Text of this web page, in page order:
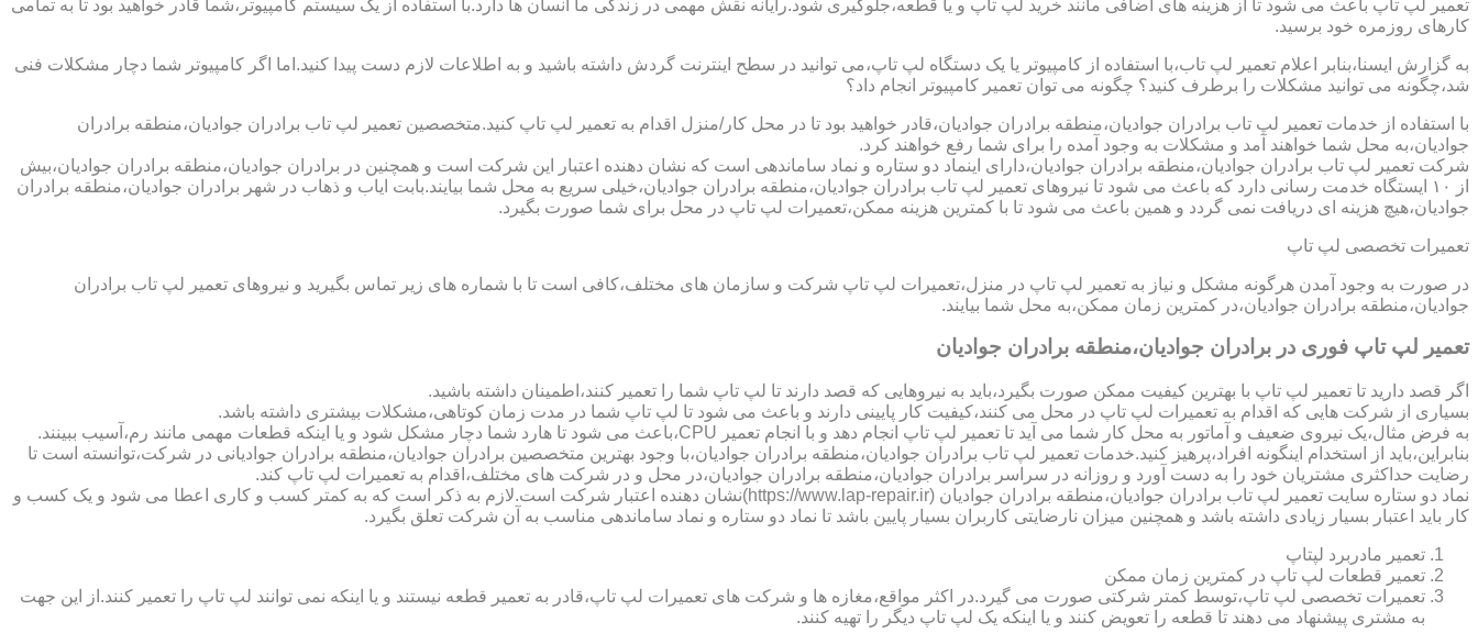
تعمیر لپ تاپ باعث می شود تا از هزینه های اضافی مانند خرید لپ تاپ و یا قطعه،جلوگیری شود.رایانه نقش مهمی در زندگی ما انسان ها دارد.با استفاده از یک سیستم کامپیوتر،شما قادر خواهید بود تا به تمامی
کارهای روزمره خود برسید.
به گزارش ایسنا،بنابر اعلام تعمیر لپ تاب،با استفاده از کامپیوتر یا یک دستگاه لپ تاپ،می توانید در سطح اینترنت گردش داشته باشید و به اطلاعات لازم دست پیدا کنید.اما اگر کامپیوتر شما دچار مشکلات فنی
شد،چگونه می توانید مشکلات را برطرف کنید؟ چگونه می توان تعمیر کامپیوتر انجام داد؟
با استفاده از خدمات تعمیر لپ تاب برادران جوادیان،منطقه برادران جوادیان،قادر خواهید بود تا در محل کار/منزل اقدام به تعمیر لپ تاپ کنید.متخصصین تعمیر لپ تاب برادران جوادیان،منطقه برادران
جوادیان،به محل شما خواهند آمد و مشکلات به وجود آمده را برای شما رفع خواهند کرد.
شرکت تعمیر لپ تاب برادران جوادیان،منطقه برادران جوادیان،دارای اینماد دو ستاره و نماد ساماندهی است که نشان دهنده اعتبار این شرکت است و همچنین در برادران جوادیان،منطقه برادران جوادیان،بیش
از ۱۰ ایستگاه خدمت رسانی دارد که باعث می شود تا نیروهای تعمیر لپ تاب برادران جوادیان،منطقه برادران جوادیان،خیلی سریع به محل شما بیایند.بابت ایاب و ذهاب در شهر برادران جوادیان،منطقه برادران
جوادیان،هیچ هزینه ای دریافت نمی گردد و همین باعث می شود تا با کمترین هزینه ممکن،تعمیرات لپ تاپ در محل برای شما صورت بگیرد.
تعمیرات تخصصی لپ تاپ
در صورت به وجود آمدن هرگونه مشکل و نیاز به تعمیر لپ تاپ در منزل،تعمیرات لپ تاپ شرکت و سازمان های مختلف،کافی است تا با شماره های زیر تماس بگیرید و نیروهای تعمیر لپ تاب برادران
جوادیان،منطقه برادران جوادیان،در کمترین زمان ممکن،به محل شما بیایند.
تعمیر لپ تاپ فوری در برادران جوادیان،منطقه برادران جوادیان
اگر قصد دارید تا تعمیر لپ تاپ با بهترین کیفیت ممکن صورت بگیرد،باید به نیروهایی که قصد دارند تا لپ تاپ شما را تعمیر کنند،اطمینان داشته باشید.
بسیاری از شرکت هایی که اقدام به تعمیرات لپ تاپ در محل می کنند،کیفیت کار پایینی دارند و باعث می شود تا لپ تاپ شما در مدت زمان کوتاهی،مشکلات بیشتری داشته باشد.
به فرض مثال،یک نیروی ضعیف و آماتور به محل کار شما می آید تا تعمیر لپ تاپ انجام دهد و با انجام تعمیر CPU،باعث می شود تا هارد شما دچار مشکل شود و یا اینکه قطعات مهمی مانند رم،آسیب ببینند.
بنابراین،باید از استخدام اینگونه افراد،پرهیز کنید.خدمات تعمیر لپ تاب برادران جوادیان،منطقه برادران جوادیان،با وجود بهترین متخصصین برادران جوادیان،منطقه برادران جوادیانی در شرکت،توانسته است تا
رضایت حداکثری مشتریان خود را به دست آورد و روزانه در سراسر برادران جوادیان،منطقه برادران جوادیان،در محل و در شرکت های مختلف،اقدام به تعمیرات لپ تاپ کند.
نماد دو ستاره سایت تعمیر لپ تاب برادران جوادیان،منطقه برادران جوادیان (https://www.lap-repair.ir)نشان دهنده اعتبار شرکت است.لازم به ذکر است که به کمتر کسب و کاری اعطا می شود و یک کسب و
کار باید اعتبار بسیار زیادی داشته باشد و همچنین میزان نارضایتی کاربران بسیار پایین باشد تا نماد دو ستاره و نماد ساماندهی مناسب به آن شرکت تعلق بگیرد.
تعمیر مادربرد لپتاپ
تعمیر قطعات لپ تاپ در کمترین زمان ممکن
تعمیرات تخصصی لپ تاپ،توسط کمتر شرکتی صورت می گیرد.در اکثر مواقع،مغازه ها و شرکت های تعمیرات لپ تاپ،قادر به تعمیر قطعه نیستند و یا اینکه نمی توانند لپ تاپ را تعمیر کنند.از این جهت
به مشتری پیشنهاد می دهند تا قطعه را تعویض کنند و یا اینکه یک لپ تاپ دیگر را تهیه کنند.